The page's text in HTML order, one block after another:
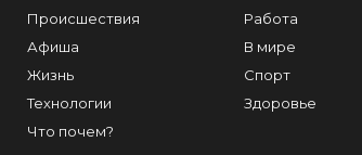
Происшествия
Афиша
Жизнь
Технологии
Что почем?
Работа
В мире
Спорт
Здоровье